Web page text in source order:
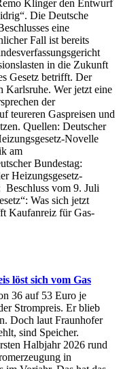
Klinger den Entwurf
Die Deutsche
eine
Fall ist bereits
in die Zukunft
Gesetz betrifft. Der
Karlsruhe. Wer jetzt eine
der
teureren Gaspreisen und
Quellen: Deutscher
Novelle
am
Bundestag:
Heizungsgesetz-
Beschluss vom 9. Juli
Was sich jetzt
Kaufanreiz für Gas-
löst sich vom Gas
36 auf 53 Euro je
Strompreis. Er blieb
Doch laut Fraunhofer
sind Speicher.
Halbjahr 2026 rund
in